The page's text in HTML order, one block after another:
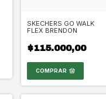
SKECHERS GO WALK
FLEX BRENDON
$115.000,00
COMPRAR